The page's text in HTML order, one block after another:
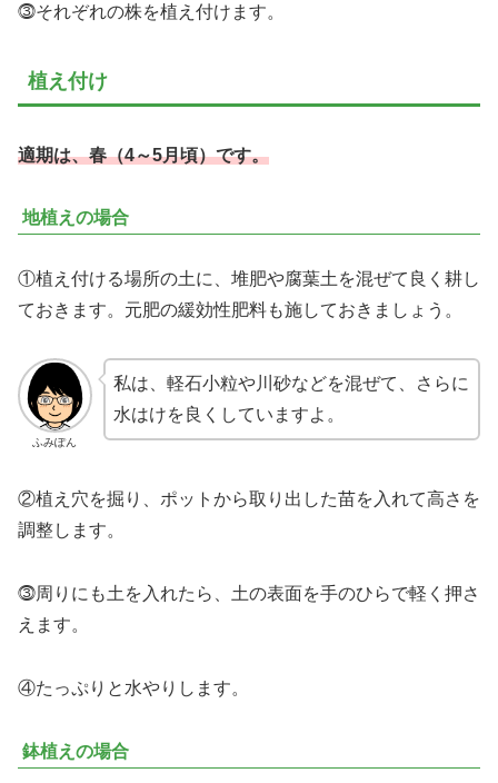
⓷それぞれの株を植え付けます。
植え付け
適期は、春（4～5月頃）です。
地植えの場合
①植え付ける場所の土に、堆肥や腐葉土を混ぜて良く耕し
ておきます。元肥の緩効性肥料も施しておきましょう。
ふみぽん
私は、軽石小粒や川砂などを混ぜて、さらに
水はけを良くしていますよ。
②植え穴を掘り、ポットから取り出した苗を入れて高さを
調整します。
⓷周りにも土を入れたら、土の表面を手のひらで軽く押さ
えます。
④たっぷりと水やりします。
鉢植えの場合